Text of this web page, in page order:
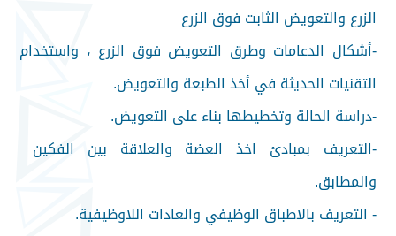
الزرع والتعويض الثابت فوق الزرع
-أشكال الدعامات وطرق التعويض فوق الزرع ، واستخدام
التقنيات الحديثة في أخذ الطبعة والتعويض.
-دراسة الحالة وتخطيطها بناء على التعويض.
-التعريف بمبادئ اخذ العضة والعلاقة بين الفكين
والمطابق.
- التعريف بالاطباق الوظيفي والعادات اللاوظيفية.